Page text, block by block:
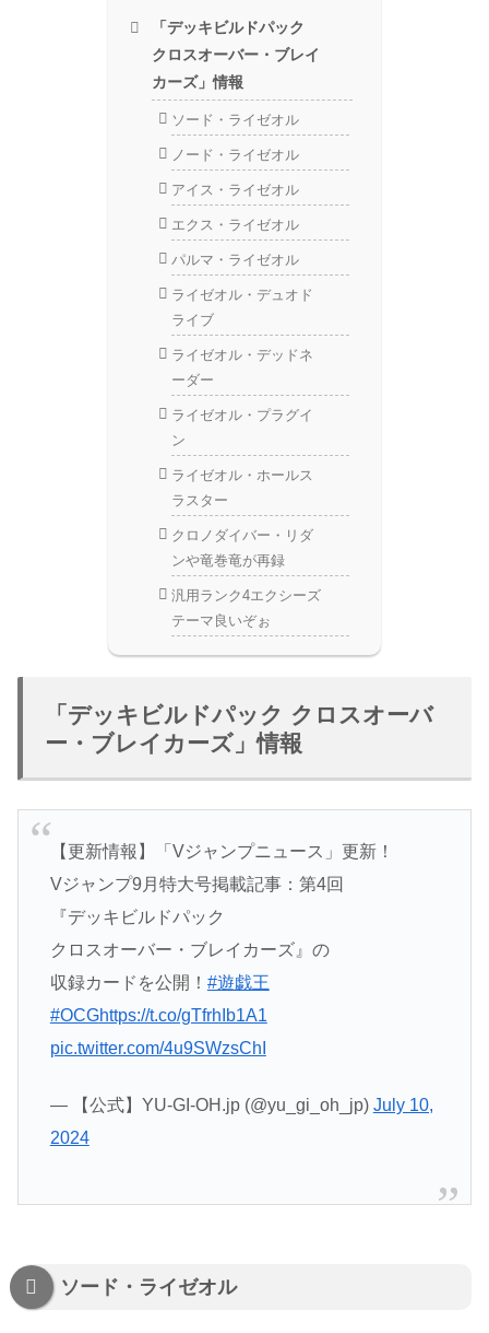
「デッキビルドパック
クロスオーバー・ブレイ
カーズ」情報
ソード・ライゼオル
ノード・ライゼオル
アイス・ライゼオル
エクス・ライゼオル
パルマ・ライゼオル
ライゼオル・デュオド
ライブ
ライゼオル・デッドネ
ーダー
ライゼオル・プラグイ
ン
ライゼオル・ホールス
ラスター
クロノダイバー・リダ
ンや竜巻竜が再録
汎用ランク4エクシーズ
テーマ良いぞぉ
「デッキビルドパック クロスオーバ
ー・ブレイカーズ」情報
【更新情報】「Vジャンプニュース」更新！
Vジャンプ9月特大号掲載記事：第4回
『デッキビルドパック
クロスオーバー・ブレイカーズ』の
収録カードを公開！ #遊戯王
#OCGhttps://t.co/gTfrhIb1A1
pic.twitter.com/4u9SWzsChI
— 【公式】YU-GI-OH.jp (@yu_gi_oh_jp) July 10,
2024
ソード・ライゼオル